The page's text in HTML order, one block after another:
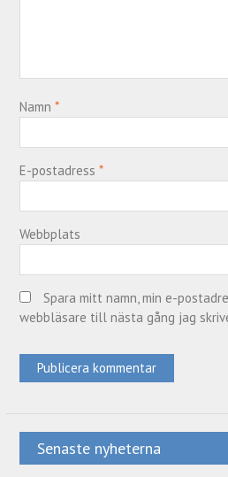
Namn *
E-postadress *
Webbplats
Spara mitt namn, min e-
webbläsare till nästa gång jag
Senaste nyheterna